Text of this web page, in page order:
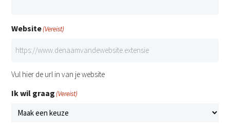
Website(Vereist)
Vul hier de url in van je website
Ik wil graag (Vereist)